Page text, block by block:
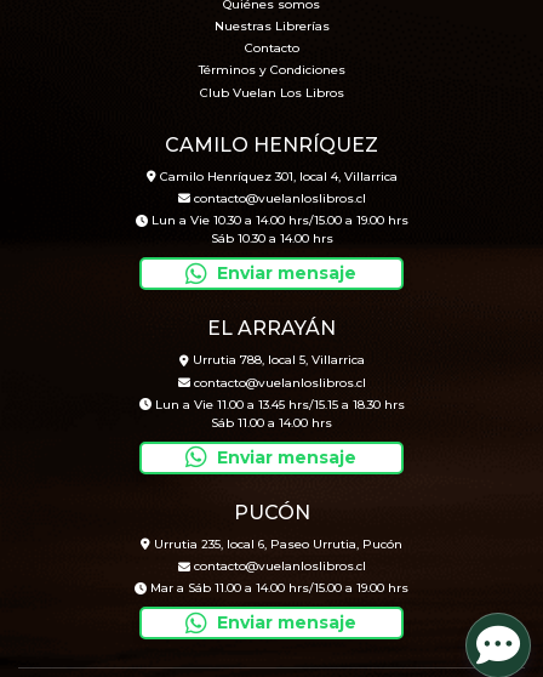
Quiénes somos
Nuestras Librerías
Contacto
Términos y Condiciones
Club Vuelan Los Libros
CAMILO HENRÍQUEZ
Camilo Henríquez 301, local 4, Villarrica
contacto@vuelanloslibros.cl
Lun a Vie 10.30 a 14.00 hrs/15.00 a 19.00 hrs
Sáb 10.30 a 14.00 hrs
Enviar mensaje
EL ARRAYÁN
Urrutia 788, local 5, Villarrica
contacto@vuelanloslibros.cl
Lun a Vie 11.00 a 13.45 hrs/15.15 a 18.30 hrs
Sáb 11.00 a 14.00 hrs
Enviar mensaje
PUCÓN
Urrutia 235, local 6, Paseo Urrutia, Pucón
contacto@vuelanloslibros.cl
Mar a Sáb 11.00 a 14.00 hrs/15.00 a 19.00 hrs
Enviar mensaje